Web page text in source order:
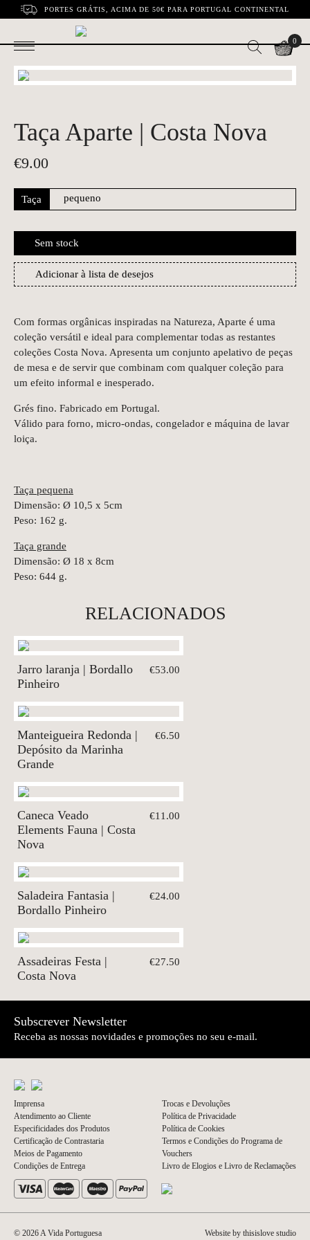
PORTES GRÁTIS, ACIMA DE 50€ PARA PORTUGAL CONTINENTAL
0
Taça Aparte | Costa Nova
€9.00
Taça
Sem stock
Adicionar à lista de desejos
Com formas orgânicas inspiradas na Natureza, Aparte é uma
coleção versátil e ideal para complementar todas as restantes
coleções Costa Nova. Apresenta um conjunto apelativo de peças
de mesa e de servir que combinam com qualquer coleção para
um efeito informal e inesperado.
Grés fino. Fabricado em Portugal.
Válido para forno, micro-ondas, congelador e máquina de lavar
loiça.
Taça pequena
Dimensão: Ø 10,5 x 5cm
Peso: 162 g.
Taça grande
Dimensão: Ø 18 x 8cm
Peso: 644 g.
RELACIONADOS
Jarro laranja | Bordallo
Pinheiro
€53.00
Manteigueira Redonda |
Depósito da Marinha
Grande
€6.50
Caneca Veado
Elements Fauna | Costa
Nova
€11.00
Saladeira Fantasia |
Bordallo Pinheiro
€24.00
Assadeiras Festa |
Costa Nova
€27.50
Subscrever Newsletter
Receba as nossas novidades e promoções no seu e-mail.
Imprensa
Atendimento ao Cliente
Especificidades dos Produtos
Certificação de Contrastaria
Meios de Pagamento
Condições de Entrega
Trocas e Devoluções
Política de Privacidade
Política de Cookies
Termos e Condições do Programa de
Vouchers
Livro de Elogios e Livro de Reclamações
© 2026 A Vida Portuguesa Website by thisislove studio